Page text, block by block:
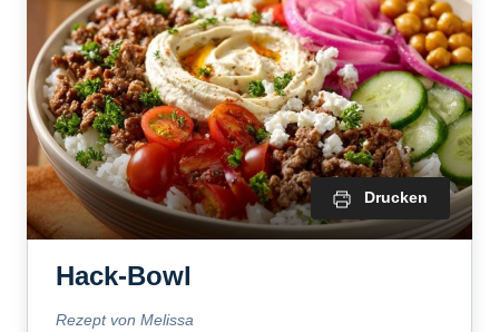
Drucken
Hack-Bowl
Rezept von Melissa